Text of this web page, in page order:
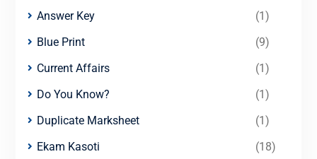
Answer Key
(1)
Blue Print
(9)
Current Affairs
(1)
Do You Know?
(1)
Duplicate Marksheet
(1)
Ekam Kasoti
(18)